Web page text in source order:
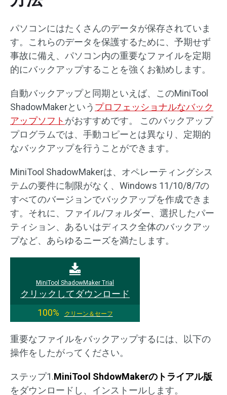
パソコンにはたくさんのデータが保存されていま
す。これらのデータを保護するために、予期せず
事故に備え、パソコン内の重要なファイルを定期
的にバックアップすることを強くお勧めします。
自動バックアップと同期といえば、このMiniTool
ShadowMakerという プロフェッショナルなバック
アップソフト がおすすめです。 このバックアップ
プログラムでは、手動コピーとは異なり、定期的
なバックアップを行うことができます。
MiniTool ShadowMakerは、オペレーティングシス
テムの要件に制限がなく、Windows 11/10/8/7の
すべてのバージョンでバックアップを作成できま
す。それに、ファイル/フォルダー、選択したパー
ティション、あるいはディスク全体のバックアッ
プなど、あらゆるニーズを満たします。
MiniTool ShadowMaker Trial
クリックしてダウンロード
100%
クリーン＆セーフ
重要なファイルをバックアップするには、以下の
操作をしたがってください。
ステップ1.MiniTool ShdowMakerのトライアル版
をダウンロードし、インストールします。